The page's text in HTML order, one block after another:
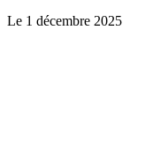
Le 1 décembre 2025